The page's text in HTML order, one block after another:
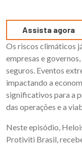
Assista agora
Os riscos climáticos
empresas e
seguros. Eventos
impactando a
significativos para a
das operações e a
Neste episódio,
Protiviti Brasil,